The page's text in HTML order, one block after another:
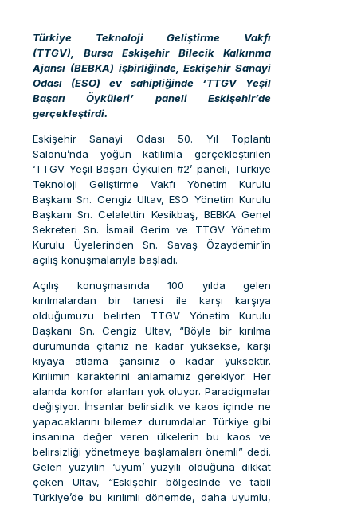
Türkiye Teknoloji Geliştirme Vakfı
(TTGV), Bursa Eskişehir Bilecik Kalkınma
Ajansı (BEBKA) işbirliğinde, Eskişehir Sanayi
Odası (ESO) ev sahipliğinde ‘TTGV Yeşil
Başarı Öyküleri’ paneli Eskişehir’de
gerçekleştirdi.
Eskişehir Sanayi Odası 50. Yıl Toplantı
Salonu’nda yoğun katılımla gerçekleştirilen
‘TTGV Yeşil Başarı Öyküleri #2’ paneli, Türkiye
Teknoloji Geliştirme Vakfı Yönetim Kurulu
Başkanı Sn. Cengiz Ultav, ESO Yönetim Kurulu
Başkanı Sn. Celalettin Kesikbaş, BEBKA Genel
Sekreteri Sn. İsmail Gerim ve TTGV Yönetim
Kurulu Üyelerinden Sn. Savaş Özaydemir’in
açılış konuşmalarıyla başladı.
Açılış konuşmasında 100 yılda gelen
kırılmalardan bir tanesi ile karşı karşıya
olduğumuzu belirten TTGV Yönetim Kurulu
Başkanı Sn. Cengiz Ultav, “Böyle bir kırılma
durumunda çıtanız ne kadar yüksekse, karşı
kıyaya atlama şansınız o kadar yüksektir.
Kırılımın karakterini anlamamız gerekiyor. Her
alanda konfor alanları yok oluyor. Paradigmalar
değişiyor. İnsanlar belirsizlik ve kaos içinde ne
yapacaklarını bilemez durumdalar. Türkiye gibi
insanına değer veren ülkelerin bu kaos ve
belirsizliği yönetmeye başlamaları önemli” dedi.
Gelen yüzyılın ‘uyum’ yüzyılı olduğuna dikkat
çeken Ultav, “Eskişehir bölgesinde ve tabii
Türkiye’de bu kırılımlı dönemde, daha uyumlu,